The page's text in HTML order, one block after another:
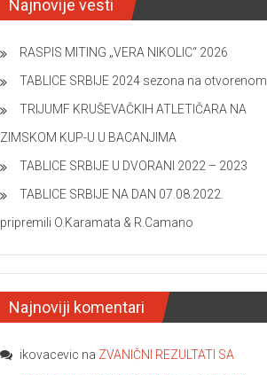
Najnovije vesti
RASPIS MITING „VERA NIKOLIC“ 2026
TABLICE SRBIJE 2024 sezona na otvorenom
TRIJUMF KRUŠEVAČKIH ATLETIČARA NA
ZIMSKOM KUP-U U BACANJIMA
TABLICE SRBIJE U DVORANI 2022 – 2023
TABLICE SRBIJE NA DAN 07.08.2022.
pripremili O.Karamata & R.Camano
Najnoviji komentari
ikovacevic na ZVANIČNI REZULTATI SA